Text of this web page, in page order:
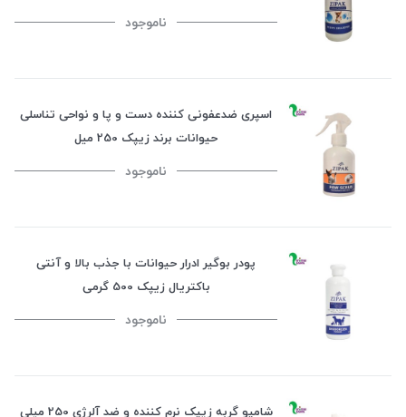
ناموجود
اسپری ضدعفونی کننده دست و پا و نواحی تناسلی
حیوانات برند زیپک 250 میل
ناموجود
پودر بوگیر ادرار حیوانات با جذب بالا و آنتی
باکتریال زیپک 500 گرمی
ناموجود
شامپو گربه زیپک نرم کننده و ضد آلرژی 250 میلی